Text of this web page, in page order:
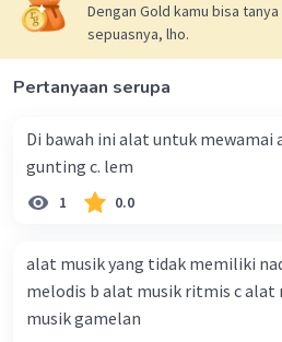
Dengan Gold kamu bisa
sepuasnya, lho.
Pertanyaan serupa
Di bawah ini alat untuk mewamai
gunting c. lem
1 0.0
alat musik yang tidak memiliki
melodis b alat musik ritmis c alat
musik gamelan